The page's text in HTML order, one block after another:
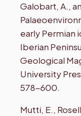
Galobart, A.,
early Permian
Iberian
Geological
University
578-600.
Mutti, E.,